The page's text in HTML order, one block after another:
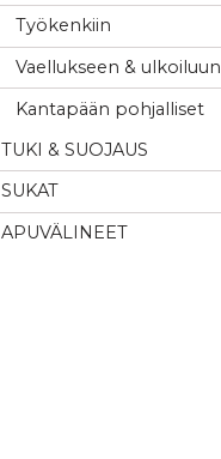
Työkenkiin
Vaellukseen & ulkoiluun
Kantapään pohjalliset
TUKI & SUOJAUS
SUKAT
APUVÄLINEET